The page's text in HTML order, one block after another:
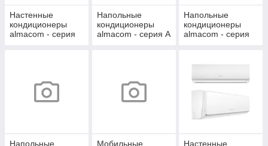
Настенные
кондиционеры
almacom - серия
Напольные
кондиционеры
almacom - серия A
Напольные
кондиционеры
almacom - серия
Напольные Мобильные Настенные